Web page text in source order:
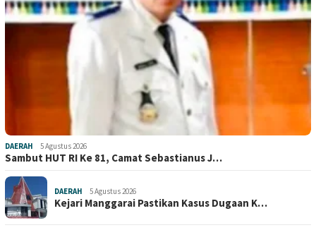
DAERAH 5 Agustus 2026
Sambut HUT RI Ke 81, Camat Sebastianus J…
DAERAH 5 Agustus 2026
Kejari Manggarai Pastikan Kasus Dugaan K…